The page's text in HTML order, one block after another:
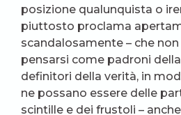
posizione qualunquista o
piuttosto proclama
scandalosamente – che
pensarsi come padroni
definitori della verità, in
ne possano essere delle
scintille e dei frustoli –